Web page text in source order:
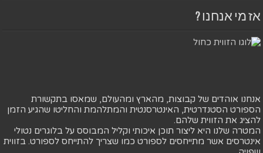
אז מי אנחנו ?
אנחנו אוהדים של קבוצות, מהארץ ומהעולם, שמאסו בתקשורת
הספורט הסטנדרטית, האינטרסנטית והמתלהמת והחליטו שהגיע הזמן
להציג את הזווית שלהם.
המטרה שלנו היא ליצור תוכן איכותי וקליל המבוסס על בלוגרים נטולי
אינטרסים אשר מתייחסים לספורט כמו שצריך להתייחס לספורט. בזווית